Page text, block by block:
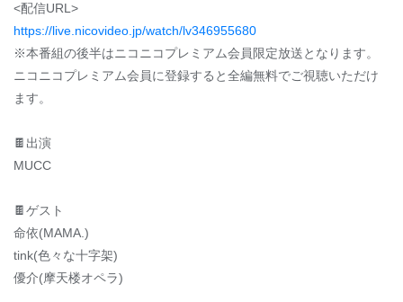
<配信URL>
https://live.nicovideo.jp/watch/lv346955680
※本番組の後半はニコニコプレミアム会員限定放送となります。
ニコニコプレミアム会員に登録すると全編無料でご視聴いただけ
ます。
🍫出演
MUCC
🍫ゲスト
命依(MAMA.)
tink(色々な十字架)
優介(摩天楼オペラ)